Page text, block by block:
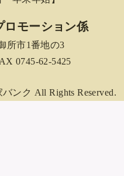
ロモーション係
所市1番地の3
0745-62-5425
ンク All Rights Reserved.